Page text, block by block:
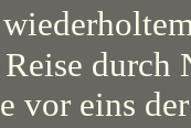
durch
vor eins